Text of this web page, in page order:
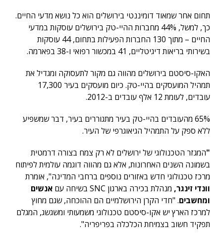
תחום אחר שמאוד דומיננטי בירושלים הוא כל נושא מדעי החיים.
כך, למשל, 44% מחברות ההיי-טק בירושלים עוסקות במדעי
החיים – מתוך 130 החברות הפעילות בתחום, 44 עוסקות
בשירותי בריאות דיגיטליים, 41 במכשור רפואי ו-38 בפארמה.
האקו-סיסטם בירושלים מהווה גם מקור לתעסוקה ומגדיל את
תמהיל המועסקים בהיי-טק. כיום מועסקים בעיר 17,300
עובדים, לעומת 12 אלף עובדים ב-2012.
65% מהעובדים בהיי-טק בעיר מתגוררים בעיר, דבר שמשפיע
ללא ספק על התמהיל הגיאוגרפי של העיר.
"המגזר הטכנולוגי של ירושלים לא רק צמח בצורה דרמטית
בשמונה השנים האחרונות, אלא גם מהווה דוגמה עולמית לפיתוח
מרכז טכנולוגי חדש באזורים נוספים ברחבי המדינה", אומרת
וונדי זינגר, מנהלת בכירה בארגון SNC בשיחה עם
אנשים
ומחשבים. "חדי הקרן הירושלמיים הם ההוכחה, שגם מחוץ
למרכז הארץ יש אקו-סיסטם טכנולוגי משמעותי ומשגשג, המגלם
תפקיד חשוב בצמיחת הכלכלה בפריפריה".